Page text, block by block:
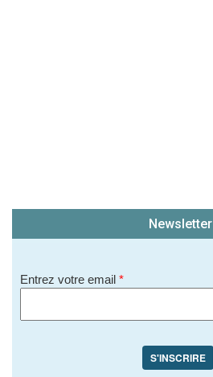
Newsletter
Entrez votre email *
S'INSCRIRE